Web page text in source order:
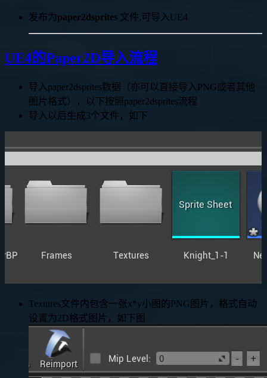
发布为paper2dsprites 文件,可导入UE4
UE4的Paper2D导入流程
导入paper2dsprites数据（亦可以直接导入PNG或者其他
图片格式），以下按照paper2dsprites流程
导入以后生成3个文件，如下
Texutres文件内包含一张x*y小图的PNG图片，格式自动
设置为2D格式图片，如下图